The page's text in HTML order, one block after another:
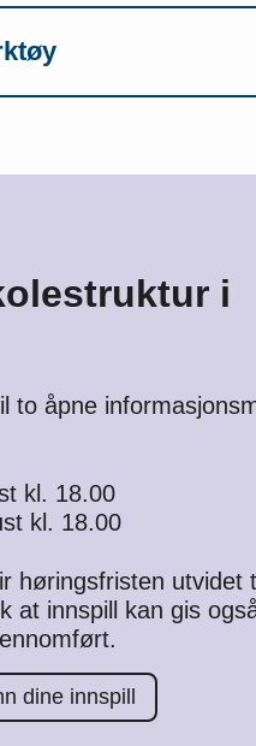
i
to åpne
kl. 18.00
kl. 18.00
høringsfristen utvidet
at innspill kan gis
dine innspill